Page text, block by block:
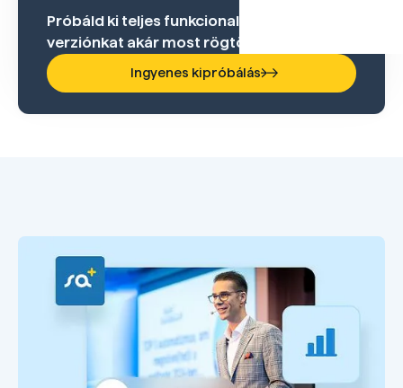
Próbáld ki teljes funkcionalitású ingyenes
verziónkat akár most rögtön!
Ingyenes kipróbálás